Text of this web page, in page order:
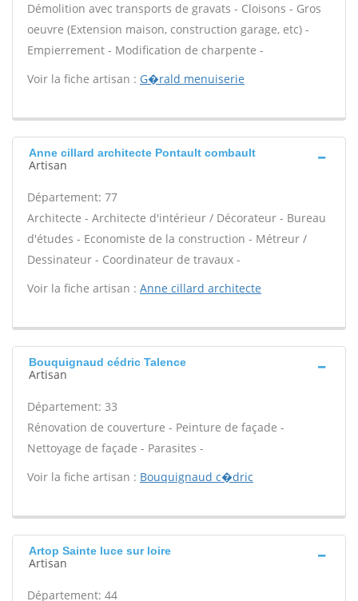
Démolition avec transports de gravats - Cloisons - Gros
oeuvre (Extension maison, construction garage, etc) -
Empierrement - Modification de charpente -
Voir la fiche artisan : G�rald menuiserie
Anne cillard architecte Pontault combault
Artisan
Département: 77
Architecte - Architecte d'intérieur / Décorateur - Bureau
d'études - Economiste de la construction - Métreur /
Dessinateur - Coordinateur de travaux -
Voir la fiche artisan : Anne cillard architecte
Bouquignaud cédric Talence
Artisan
Département: 33
Rénovation de couverture - Peinture de façade -
Nettoyage de façade - Parasites -
Voir la fiche artisan : Bouquignaud c�dric
Artop Sainte luce sur loire
Artisan
Département: 44